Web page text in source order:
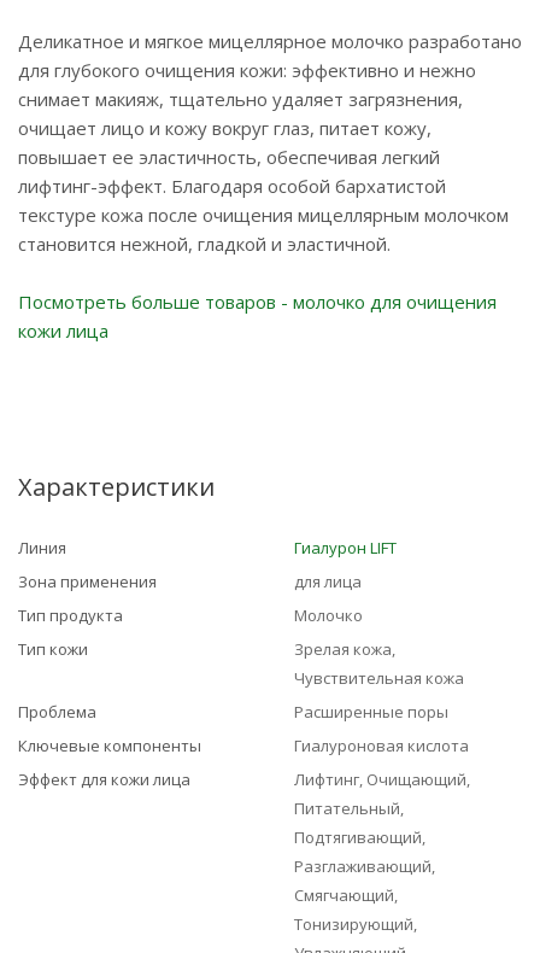
Деликатное и мягкое мицеллярное молочко разработано
для глубокого очищения кожи: эффективно и нежно
снимает макияж, тщательно удаляет загрязнения,
очищает лицо и кожу вокруг глаз, питает кожу,
повышает ее эластичность, обеспечивая легкий
лифтинг-эффект. Благодаря особой бархатистой
текстуре кожа после очищения мицеллярным молочком
становится нежной, гладкой и эластичной.
Посмотреть больше товаров - молочко для очищения
кожи лица
Характеристики
Линия
Гиалурон LIFT
Зона применения
для лица
Тип продукта
Молочко
Тип кожи
Зрелая кожа,
Чувствительная кожа
Проблема
Расширенные поры
Ключевые компоненты
Гиалуроновая кислота
Эффект для кожи лица
Лифтинг, Очищающий,
Питательный,
Подтягивающий,
Разглаживающий,
Смягчающий,
Тонизирующий,